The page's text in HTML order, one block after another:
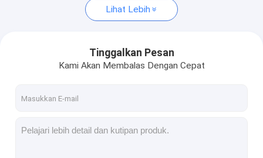
Minta Kutipan
kawat tembaga bulat beresimilasi
Kawat Berliku Tembaga Berenamel
Lihat Lebih
Tinggalkan Pesan
Kami Akan Membalas Dengan Cepat